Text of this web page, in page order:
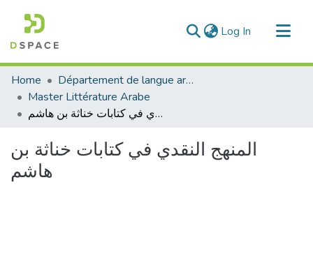
Log In (current)
Communities & Collections
All of DSpace
Statistics
Home
Département de langue arabe
Master Littérature Arabe
المنهج النقدي في كتابات خناثة بن هاشم
المنهج النقدي في كتابات خناثة بن
هاشم